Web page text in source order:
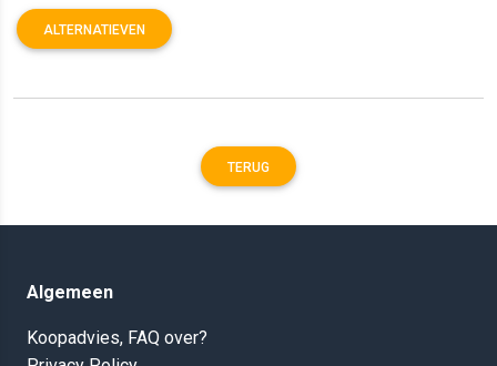
ALTERNATIEVEN
TERUG
Algemeen
Koopadvies, FAQ over?